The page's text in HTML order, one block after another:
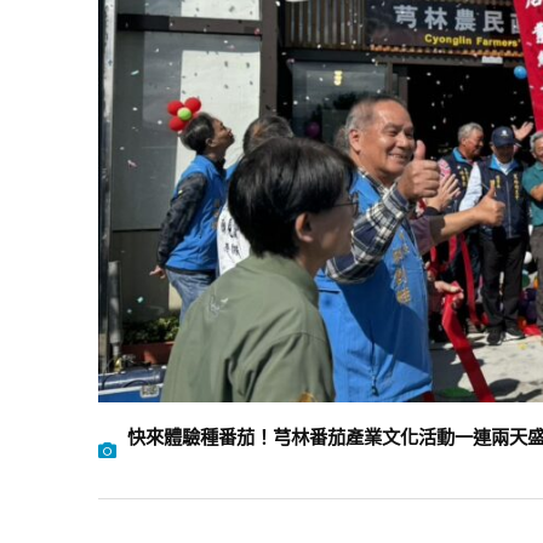
快來體驗種番茄！芎林番茄產業文化活動一連兩天